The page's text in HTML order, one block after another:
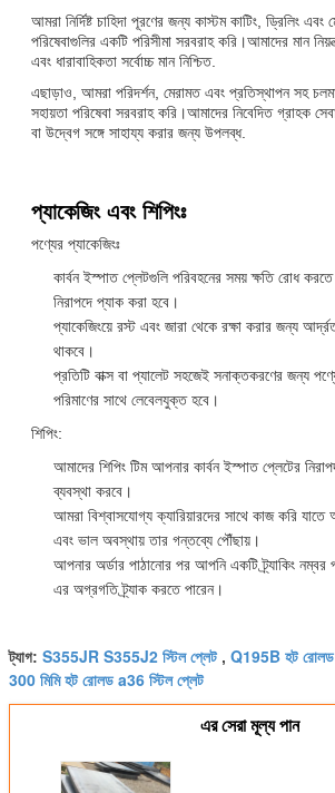
আমরা নির্দিষ্ট চাহিদা পূরণের জন্য কাস্টম কাটিং, ড্রিলিং
পরিষেবাগুলির একটি পরিসীমা সরবরাহ করি।আমাদের মান
এবং ধারাবাহিকতা সর্বোচ্চ মান নিশ্চিত.
এছাড়াও, আমরা পরিদর্শন, মেরামত এবং প্রতিস্থাপন সহ
সহায়তা পরিষেবা সরবরাহ করি।আমাদের নিবেদিত গ্রাহক
বা উদ্বেগ সঙ্গে সাহায্য করার জন্য উপলব্ধ.
প্যাকেজিং এবং শিপিংঃ
পণ্যের প্যাকেজিংঃ
কার্বন ইস্পাত প্লেটগুলি পরিবহনের সময় ক্ষতি রোধ করতে
নিরাপদে প্যাক করা হবে।
প্যাকেজিংয়ে রস্ট এবং জারা থেকে রক্ষা করার জন্য
থাকবে।
প্রতিটি বাক্স বা প্যালেট সহজেই সনাক্তকরণের জন্য
পরিমাণের সাথে লেবেলযুক্ত হবে।
শিপিং:
আমাদের শিপিং টিম আপনার কার্বন ইস্পাত প্লেটের
ব্যবস্থা করবে।
আমরা বিশ্বাসযোগ্য ক্যারিয়ারদের সাথে কাজ করি
এবং ভাল অবস্থায় তার গন্তব্যে পৌঁছায়।
আপনার অর্ডার পাঠানোর পর আপনি একটি ট্র্যাকিং
এর অগ্রগতি ট্র্যাক করতে পারেন।
ট্যাগ: S355JR S355J2 স্টিল প্লেট, Q195B হট রোলড
300 মিমি হট রোলড a36 স্টিল প্লেট
এর সেরা মূল্য পান